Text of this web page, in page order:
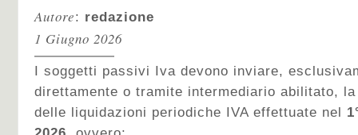
Autore: redazione
1 Giugno 2026
I soggetti passivi Iva devono inviare,
direttamente o tramite intermediario abilitato,
delle liquidazioni periodiche IVA effettuate nel